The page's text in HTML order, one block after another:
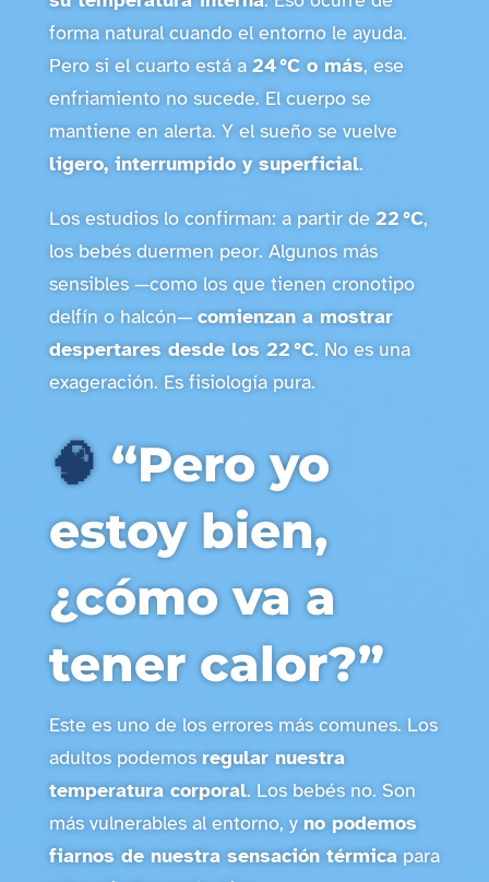
forma natural cuando el entorno le ayuda.
Pero si el cuarto está a 24 °C o más, ese
enfriamiento no sucede. El cuerpo se
mantiene en alerta. Y el sueño se vuelve
ligero, interrumpido y superficial.
Los estudios lo confirman: a partir de 22 °C,
los bebés duermen peor. Algunos más
sensibles —como los que tienen cronotipo
delfín o halcón— comienzan a mostrar
despertares desde los 22 °C. No es una
exageración. Es fisiología pura.
🧠 “Pero yo
estoy bien,
¿cómo va a
tener calor?”
Este es uno de los errores más comunes. Los
adultos podemos regular nuestra
temperatura corporal. Los bebés no. Son
más vulnerables al entorno, y no podemos
fiarnos de nuestra sensación térmicapara